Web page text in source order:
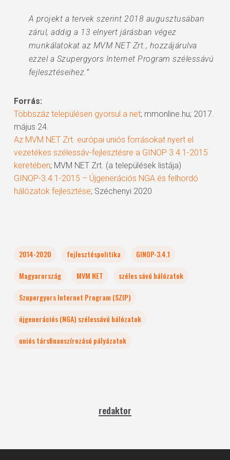
A projekt a tervek szerint 2018 augusztusában
zárul, addig a 13 elnyert járásban végez
munkálatokat az MVM NET Zrt., hozzájárulva
ezzel a Szupergyors Internet Program szélessávú
fejlesztéseihez.”
Forrás:
Többszáz településen gyorsul a net; mmonline.hu; 2017.
május 24.
Az MVM NET Zrt. európai uniós forrásokat nyert el
vezetékes szélessáv-fejlesztésre a GINOP 3.4.1-2015
keretében; MVM NET Zrt. (a települések listája)
GINOP-3.4.1-2015 – Újgenerációs NGA és felhordó
hálózatok fejlesztése; Széchenyi 2020
2014-2020 fejlesztéspolitika
GINOP-3.4.1
Magyarország
MVM NET
széles sávú hálózatok
Szupergyors Internet Program (SZIP)
újgenerációs (NGA) szélessávú hálózatok
uniós társfinanszírozású pályázatok
redaktor